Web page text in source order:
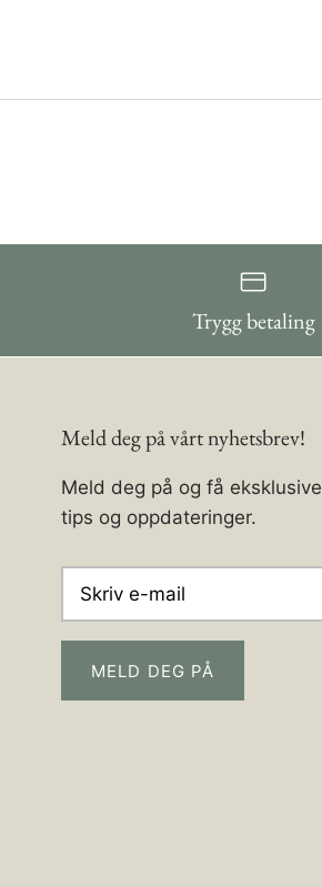
Trygg betaling
Meld deg på vårt nyhetsbrev!
Meld deg på og få
tips og oppdateringer.
MELD DEG PÅ